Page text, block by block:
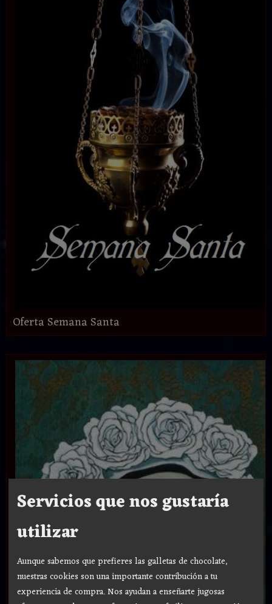
Oferta Semana Santa
Servicios que nos gustaría
utilizar
Aunque sabemos que prefieres las galletas de chocolate,
nuestras cookies son una importante contribución a tu
experiencia de compra. Nos ayudan a enseñarte jugosas